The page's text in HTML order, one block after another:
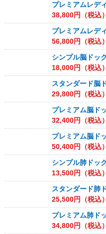
プレミアムレデ
38,800円（税込）
プレミアムレデ
56,800円（税込）
シンプル脳ドッ
18,000円（税込）
スタンダード脳
29,800円（税込）
プレミアム脳ド
32,400円（税込）
プレミアム脳ド
50,400円（税込）
シンプル肺ドッ
13,500円（税込）
スタンダード肺
25,500円（税込）
プレミアム肺ド
34,800円（税込）